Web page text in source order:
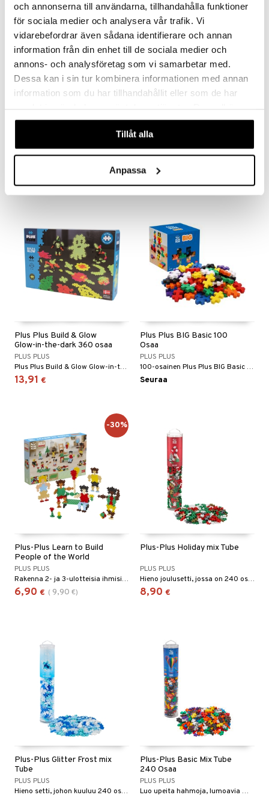
och annonserna till användarna, tillhandahålla funktioner
för sociala medier och analysera vår trafik. Vi
vidarebefordrar även sådana identifierare och annan
information från din enhet till de sociala medier och
annons- och analysföretag som vi samarbetar med.
Dessa kan i sin tur kombinera informationen med annan
information som du har tillhandahållit eller som de har
våra cookies vid fortsatt användande av vår webbplats.
Tillåt alla
Anpassa
Micki Lankasetti
Paljon lankoja leikkisin pinnoin ja värein!
Miniverse Make It Mini UV-
lamppu
Koveta minisi vain 15 sekunnissa.
15,90
Plus Plus Build & Glow
Glow-in-the-dark 360 osaa
PLUS PLUS
Plus Plus Build & Glow Glow-in-the-dark 360 osaa on uusi, jännittävä setti leikkimiseen ja rakentamiseen. Luomukset loistavat pimeässä.
13,91 €
Plus Plus BIG Basic 100
Osaa
PLUS PLUS
100-osainen Plus Plus BIG Basic antaa loputtomat leikkimahdollisuudet.
Seuraa
Plus-Plus Learn to Build
People of the World
PLUS PLUS
Rakenna 2- ja 3-ulotteisia ihmisiä ohjeiden avulla.
6,90 € ( 9,90 €)
-30%
Plus-Plus Holiday mix Tube
PLUS PLUS
Hieno joulusetti, jossa on 240 osaa punaisin, vihrein, hopeisin ja kullanvärisin sävyin.
8,90 €
Plus-Plus Glitter Frost mix
Tube
PLUS PLUS
Hieno setti, johon kuuluu 240 osaa sinisin sävyin.
Plus-Plus Basic Mix Tube
240 Osaa
PLUS PLUS
Luo upeita hahmoja, lumoavia maisemia ja täysin ainutlaatuisia rakennelmia.